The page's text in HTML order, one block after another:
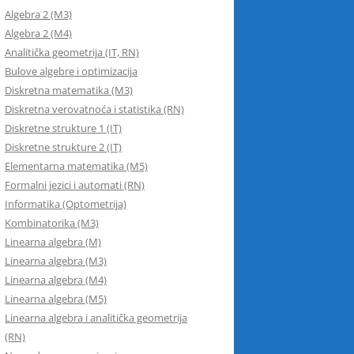
Algebra 2 (M3)
Algebra 2 (M4)
Analitička geometrija (IT, RN)
Bulove algebre i optimizacija
Diskretna matematika (M3)
Diskretna verovatnoća i statistika (RN)
Diskretne strukture 1 (IT)
Diskretne strukture 2 (IT)
Elementarna matematika (M5)
Formalni jezici i automati (RN)
Informatika (Optometrija)
Kombinatorika (M3)
Linearna algebra (M)
Linearna algebra (M3)
Linearna algebra (M4)
Linearna algebra (M5)
Linearna algebra i analitička geometrija
(RN)